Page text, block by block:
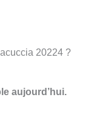
20224 ?
aujourd’hui.